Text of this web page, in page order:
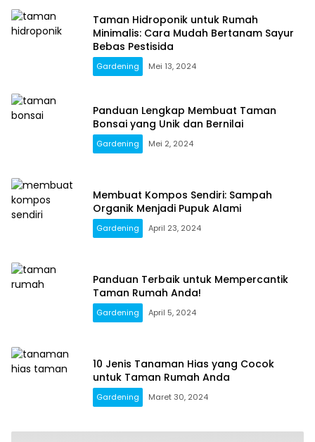
Taman Hidroponik untuk Rumah
Minimalis: Cara Mudah Bertanam Sayur
Bebas Pestisida
Gardening Mei 13, 2024
Panduan Lengkap Membuat Taman
Bonsai yang Unik dan Bernilai
Gardening Mei 2, 2024
Membuat Kompos Sendiri: Sampah
Organik Menjadi Pupuk Alami
Gardening April 23, 2024
Panduan Terbaik untuk Mempercantik
Taman Rumah Anda!
Gardening April 5, 2024
10 Jenis Tanaman Hias yang Cocok
untuk Taman Rumah Anda
Gardening Maret 30, 2024